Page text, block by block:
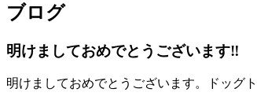
ブログ
明けましておめでとうございます‼︎
明けましておめでとうございます。ドッグ